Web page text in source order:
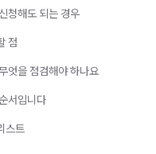
청해도 되는 경우
점
엇을 점검해야 하나요
서입니다
스트